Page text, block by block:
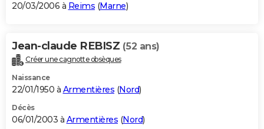
20/03/2006 à Reims (Marne)
Jean-claude REBISZ (52 ans)
Créer une cagnotte obsèques
Naissance
22/01/1950 à Armentières (Nord)
Décès
06/01/2003 à Armentières (Nord)